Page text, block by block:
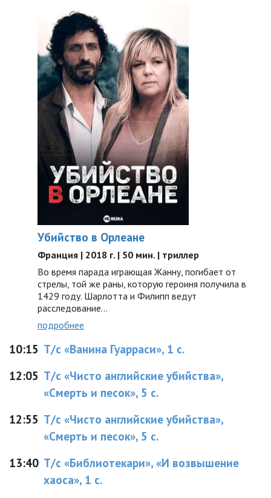
Убийство в Орлеане
Франция | 2018 г. | 50 мин. | триллер
Во время парада играющая Жанну, погибает от
стрелы, той же раны, которую героиня получила в
1429 году. Шарлотта и Филипп ведут
расследование…
подробнее
10:15 Т/с «Ванина Гуарраси», 1 с.
12:05 Т/с «Чисто английские убийства»,
«Смерть и песок», 5 с.
12:55 Т/с «Чисто английские убийства»,
«Смерть и песок», 5 с.
13:40 Т/с «Библиотекари», «И возвышение
хаоса», 1 с.